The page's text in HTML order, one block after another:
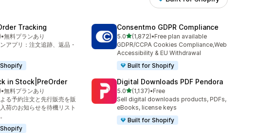
Tracking
：3835件
•無料プランあり
アプリ：注文追跡、返品・
Consentmo GDPR Compliance
5.05つ星中
(1,872)
合計レビュー数：1872件
•Free plan available
GDPR/CCPA Cookies Compliance,Web
Accessibility & EU Withdrawal
Built for Shopify
in Stock|PreOrder
：3508件
•無料プランあり
る予約注文と先行販売を販
荷のお知らせを待機リスト
Digital Downloads PDF Pendora
5.05つ星中
(1,137)
合計レビュー数：1137件
•Free
Sell digital downloads products, PDFs,
eBooks, license keys
Built for Shopify